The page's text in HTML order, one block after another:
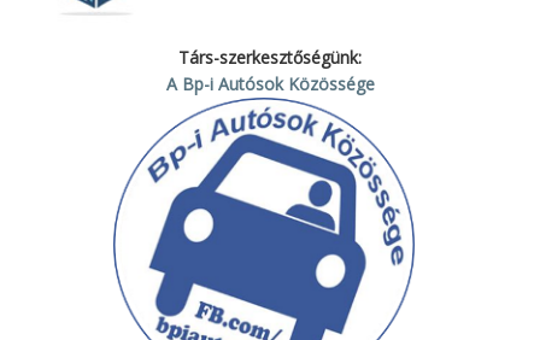
Társ-szerkesztőségünk:
A Bp-i Autósok Közössége